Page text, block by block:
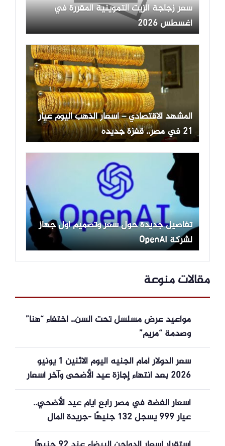
سعر زجاجة الزيت التموينية المقررة في
أغسطس 2026
المشهد الاقتصادي – اسعار الذهب اليوم عيار
21 في مصر.. قفزة جديده
تفاصيل جديدة حول سعر وتصميم أول جهاز
لشركة OpenAI
مقالات منوعة
مواعيد عرض مسلسل تحت السن.. اختفاء “هنا”
وصدمة “مريم”
سعر الدولار أمام الجنيه اليوم الاثنين 1 يونيو
2026 بعد انتهاء إجازة عيد الأضحى وآخر أسعار
البنوك
أسعار الفضة في مصر رابع أيام عيد الأضحي..
عيار 999 يسجل 132 جنيهًا -جريدة المال